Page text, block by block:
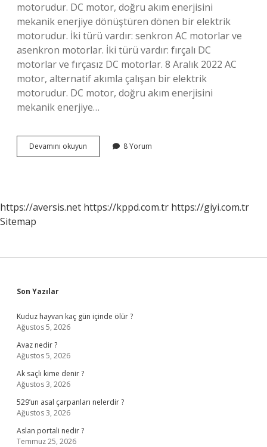
motorudur. DC motor, doğru akım enerjisini
mekanik enerjiye dönüştüren dönen bir elektrik
motorudur. İki türü vardır: senkron AC motorlar ve
asenkron motorlar. İki türü vardır: fırçalı DC
motorlar ve fırçasız DC motorlar. 8 Aralık 2022 AC
motor, alternatif akımla çalışan bir elektrik
motorudur. DC motor, doğru akım enerjisini
mekanik enerjiye…
Devamını okuyun
Ve
Edilir
8 Yorum
https://aversis.net https://kppd.com.tr https://giyi.com.tr
Sitemap
Sidebar
Son Yazılar
Kuduz hayvan kaç gün içinde ölür ?
Ağustos 5, 2026
Avaz nedir ?
Ağustos 5, 2026
Ak saçlı kime denir ?
Ağustos 3, 2026
529’un asal çarpanları nelerdir ?
Ağustos 3, 2026
Aslan portali nedir ?
Temmuz 25, 2026